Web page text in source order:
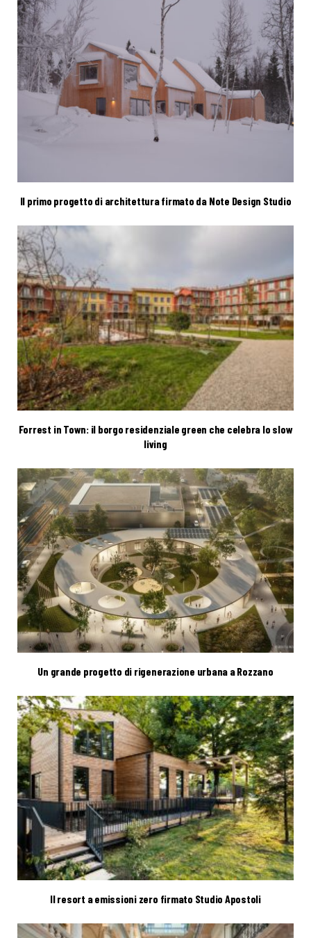
Il primo progetto di architettura firmato da Note Design Studio
Forrest in Town: il borgo residenziale green che celebra lo slow
living
Un grande progetto di rigenerazione urbana a Rozzano
Il resort a emissioni zero firmato Studio Apostoli